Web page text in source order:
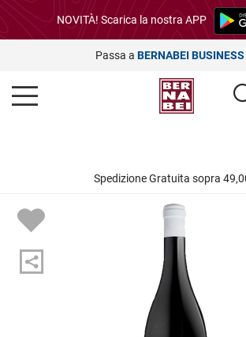
NOVITÀ! Scarica la nostra APP
Passa a BERNABEI BUSINESS
Spedizione Gratuita sopra